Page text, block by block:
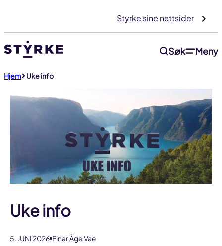
innhold
Styrke sine nettsider
Søk Meny
Hjem Uke info
Uke info
5. JUNI 2026 Einar Åge Vae